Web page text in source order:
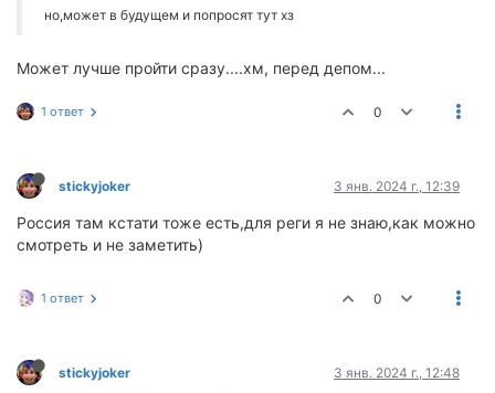
но,может в будущем и попросят тут хз
Может лучше пройти сразу....хм, перед депом...
1 ответ 0
stickyjoker 3 янв. 2024 г., 12:39
Россия там кстати тоже есть,для реги я не знаю,как можно
смотреть и не заметить)
1 ответ 0
stickyjoker 3 янв. 2024 г., 12:48